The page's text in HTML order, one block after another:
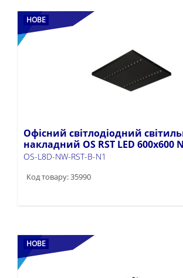
НОВЕ
Офісний світлодіодний
накладний OS RST LED 600x600
OS-L8D-NW-RST-B-N1
Код товару: 35990
НОВЕ